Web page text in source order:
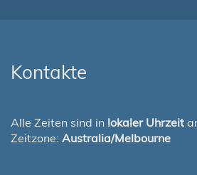
Kontakte
Alle Zeiten sind in lokaler Uhrzeit
Zeitzone: Australia/Melbourne